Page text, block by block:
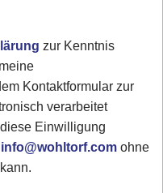
zur Kenntnis
Kontaktformular zur
verarbeitet
Einwilligung
info@wohltorf.comohne